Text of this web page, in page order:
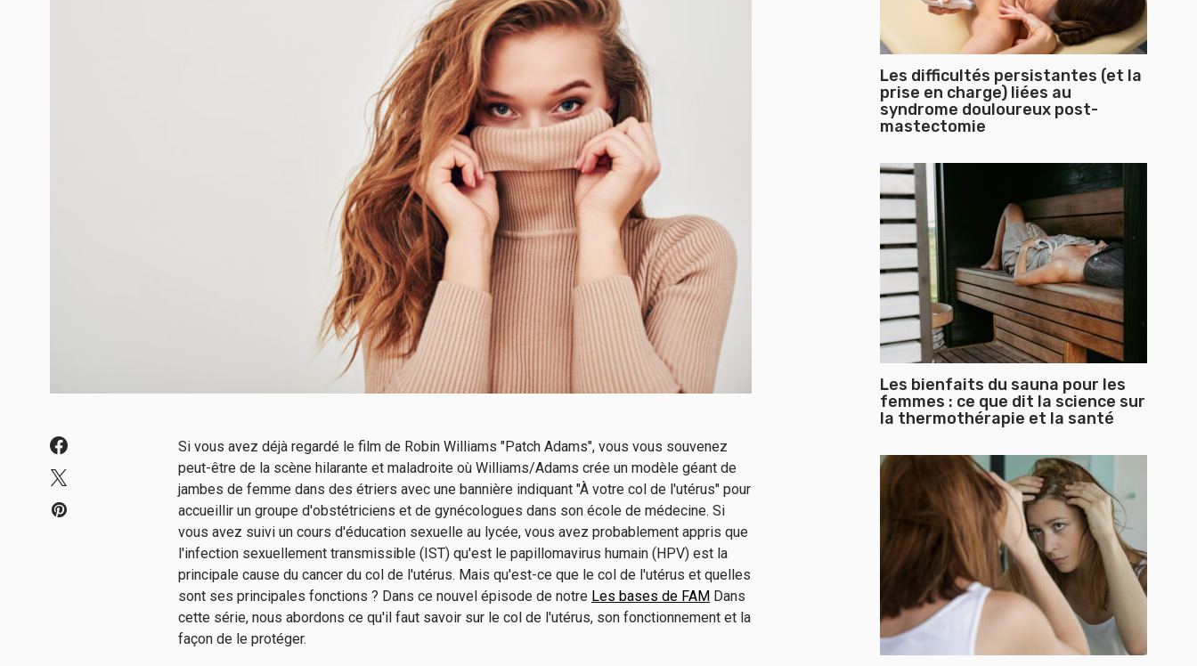
Si vous avez déjà regardé le film de Robin Williams "Patch Adams", vous vous souvenez
peut-être de la scène hilarante et maladroite où Williams/Adams crée un modèle géant de
jambes de femme dans des étriers avec une bannière indiquant "À votre col de l'utérus" pour
accueillir un groupe d'obstétriciens et de gynécologues dans son école de médecine. Si
vous avez suivi un cours d'éducation sexuelle au lycée, vous avez probablement appris que
l'infection sexuellement transmissible (IST) qu'est le papillomavirus humain (HPV) est la
principale cause du cancer du col de l'utérus. Mais qu'est-ce que le col de l'utérus et quelles
sont ses principales fonctions ? Dans ce nouvel épisode de notre Les bases de FAM Dans
cette série, nous abordons ce qu'il faut savoir sur le col de l'utérus, son fonctionnement et la
façon de le protéger.
Les difficultés persistantes (et la
prise en charge) liées au
syndrome douloureux post-
mastectomie
Les bienfaits du sauna pour les
femmes : ce que dit la science sur
la thermothérapie et la santé